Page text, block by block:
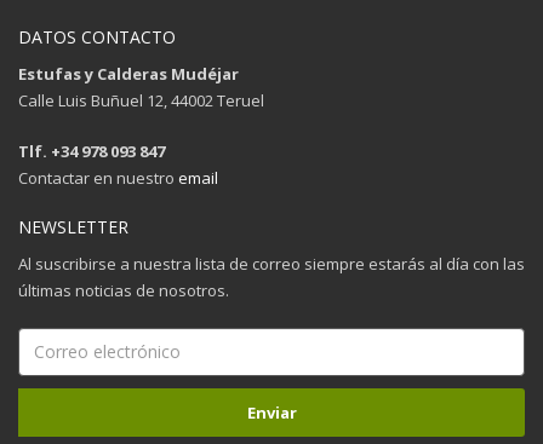
DATOS CONTACTO
Estufas y Calderas Mudéjar
Calle Luis Buñuel 12, 44002 Teruel
Tlf. +34 978 093 847
Contactar en nuestro email
NEWSLETTER
Al suscribirse a nuestra lista de correo siempre estarás al día con las
últimas noticias de nosotros.